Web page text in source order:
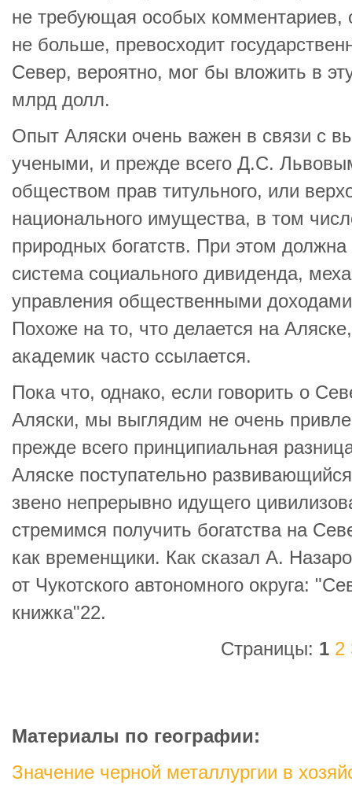
не требующая особых комментариев,
не больше, превосходит
Север, вероятно, мог бы вложить в
млрд долл.
Опыт Аляски очень важен в связи с
учеными, и прежде всего Д.С.
обществом прав титульного, или
национального имущества, в том
природных богатств. При этом
система социального дивиденда,
управления общественными
Похоже на то, что делается на
академик часто ссылается.
Пока что, однако, если говорить о
Аляски, мы выглядим не очень
прежде всего принципиальная
Аляске поступательно
звено непрерывно идущего
стремимся получить богатства на
как временщики. Как сказал А.
от Чукотского автономного округа:
книжка"22.
Страницы: 1 2
Материалы по географии:
Значение черной металлургии в